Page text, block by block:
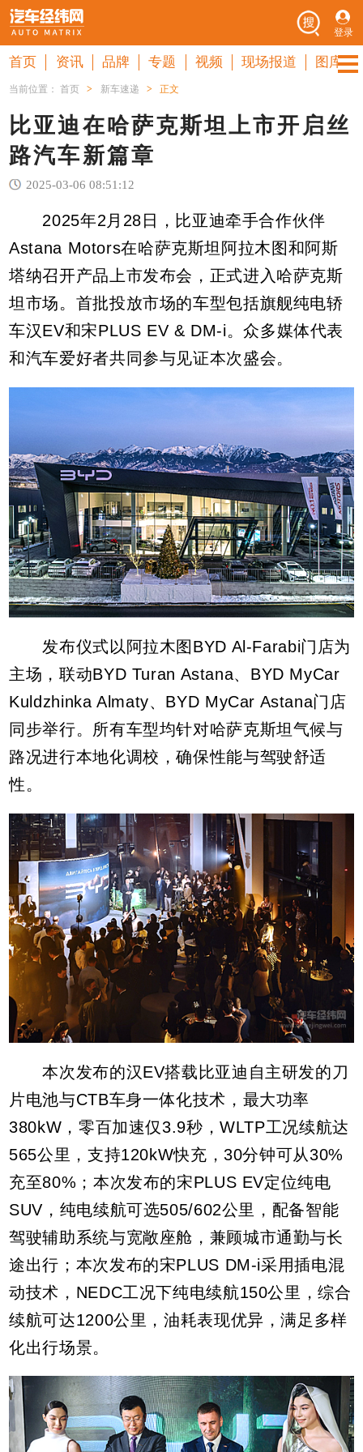
登录
首页 资讯 品牌 专题 视频 现场报道 图库
当前位置：首页 > 新车速递 > 正文
比亚迪在哈萨克斯坦上市开启丝
路汽车新篇章
2025-03-06 08:51:12
2025年2月28日，比亚迪牵手合作伙伴
Astana Motors在哈萨克斯坦阿拉木图和阿斯
塔纳召开产品上市发布会，正式进入哈萨克斯
坦市场。首批投放市场的车型包括旗舰纯电轿
车汉EV和宋PLUS EV & DM-i。众多媒体代表
和汽车爱好者共同参与见证本次盛会。
发布仪式以阿拉木图BYD Al-Farabi门店为
主场，联动BYD Turan Astana、BYD MyCar
Kuldzhinka Almaty、BYD MyCar Astana门店
同步举行。所有车型均针对哈萨克斯坦气候与
路况进行本地化调校，确保性能与驾驶舒适
性。
本次发布的汉EV搭载比亚迪自主研发的刀
片电池与CTB车身一体化技术，最大功率
380kW，零百加速仅3.9秒，WLTP工况续航达
565公里，支持120kW快充，30分钟可从30%
充至80%；本次发布的宋PLUS EV定位纯电
SUV，纯电续航可选505/602公里，配备智能
驾驶辅助系统与宽敞座舱，兼顾城市通勤与长
途出行；本次发布的宋PLUS DM-i采用插电混
动技术，NEDC工况下纯电续航150公里，综合
续航可达1200公里，油耗表现优异，满足多样
化出行场景。